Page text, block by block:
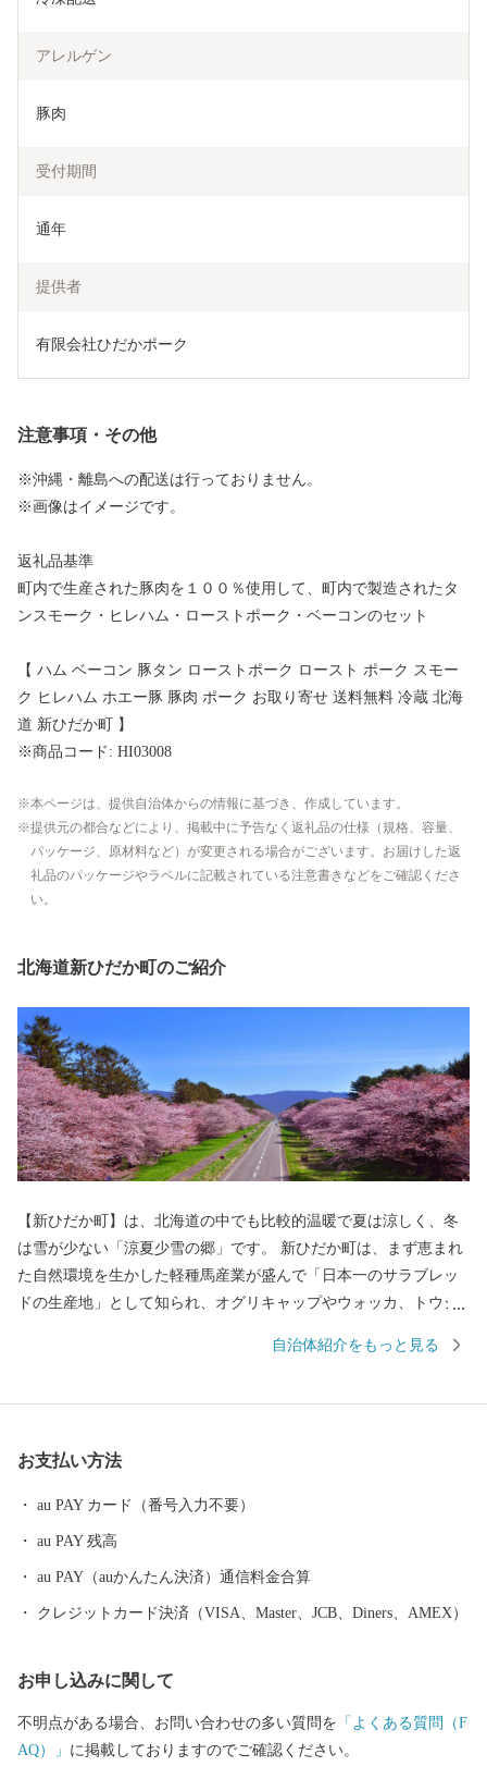
アレルゲン
豚肉
受付期間
通年
提供者
有限会社ひだかポーク
注意事項・その他
※沖縄・離島への配送は行っておりません。
※画像はイメージです。
返礼品基準
町内で生産された豚肉を１００％使用して、町内で製造されたタ
ンスモーク・ヒレハム・ローストポーク・ベーコンのセット
【 ハム ベーコン 豚タン ローストポーク ロースト ポーク スモー
ク ヒレハム ホエー豚 豚肉 ポーク お取り寄せ 送料無料 冷蔵 北海
道 新ひだか町 】
※商品コード: HI03008
本ページは、提供自治体からの情報に基づき、作成しています。
提供元の都合などにより、掲載中に予告なく返礼品の仕様（規格、容量、
パッケージ、原材料など）が変更される場合がございます。お届けした返
礼品のパッケージやラベルに記載されている注意書きなどをご確認くださ
い。
北海道新ひだか町のご紹介
【新ひだか町】は、北海道の中でも比較的温暖で夏は涼しく、冬
は雪が少ない「涼夏少雪の郷」です。 新ひだか町は、まず恵まれ
た自然環境を生かした軽種馬産業が盛んで「日本一のサラブレッ
ドの生産地」として知られ、オグリキャップやウォッカ、トウシ
と」としての伝統を誇っています。 そして、春には壮大な二十間
や和牛・ミニトマト・花卉など農産物の生産も盛んです。
自治体紹介をもっと見る
お支払い方法
au PAY カード（番号入力不要）
au PAY 残高
au PAY（auかんたん決済）通信料金合算
クレジットカード決済（VISA、Master、JCB、Diners、AMEX）
お申し込みに関して
不明点がある場合、お問い合わせの多い質問を 「よくある質問（F
AQ）」 に掲載しておりますのでご確認ください。